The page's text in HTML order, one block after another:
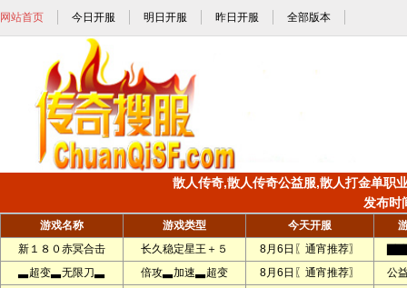
网站首页 今日开服 明日开服 昨日开服 全部版本
散人传奇,散人传奇公益服,散人打金单职
发布时
游戏名称 游戏类型 今天开服
新１８０赤冥合击
长久稳定星王＋５ 8月6日〖通宵推荐〗
▃超变▃无限刀▃
倍攻▃加速▃超变 8月6日〖通宵推荐〗
公